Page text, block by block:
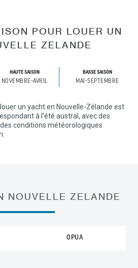
POUR LOUER UN
ZELANDE
HAUTE SAISON
NOVEMBRE-AVRIL
BASSE SAISON
MAI-SEPTEMBRE
un yacht en Nouvelle-Zélande est
à l’été austral, avec des
conditions météorologiques
NOUVELLE ZELANDE
OPUA